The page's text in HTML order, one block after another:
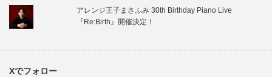
アレンジ王子まさふみ 30th Birthday Piano Live
『Re:Birth』開催決定！
Xでフォロー